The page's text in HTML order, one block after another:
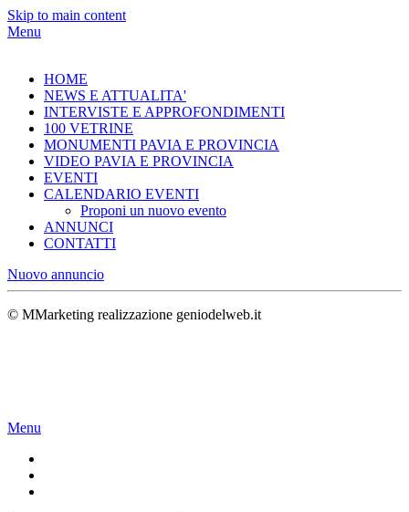
Skip to main content
Menu
HOME
NEWS E ATTUALITA'
INTERVISTE E APPROFONDIMENTI
100 VETRINE
MONUMENTI PAVIA E PROVINCIA
VIDEO PAVIA E PROVINCIA
EVENTI
CALENDARIO EVENTI
Proponi un nuovo evento
ANNUNCI
CONTATTI
Nuovo annuncio
© MMarketing realizzazione geniodelweb.it
Menu